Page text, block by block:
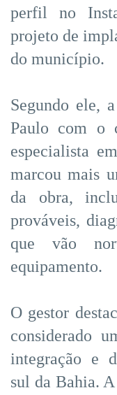
perfil no
projeto de
do município.
Segundo ele,
Paulo com o
especialista
marcou mais
da obra,
prováveis,
que vão
equipamento.
O gestor
considerado
integração e
sul da Bahia.